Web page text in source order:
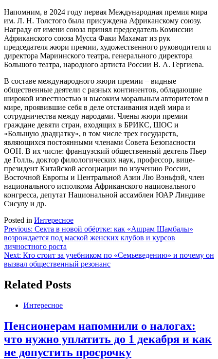
Напомним, в 2024 году первая Международная премия мира
им. Л. Н. Толстого была присуждена Африканскому союзу.
Награду от имени союза принял председатель Комиссии
Африканского союза Мусса Факи Махамат из рук
председателя жюри премии, художественного руководителя и
директора Мариинского театра, генерального директора
Большого театра, народного артиста России В. А. Гергиева.
В составе международного жюри премии – видные
общественные деятели с разных континентов, обладающие
широкой известностью и высоким моральным авторитетом в
мире, проявившие себя в деле отстаивания идей мира и
сотрудничества между народами. Члены жюри премии –
граждане девяти стран, входящих в БРИКС, ШОС и
«Большую двадцатку», в том числе трех государств,
являющихся постоянными членами Совета Безопасности
ООН. В их числе: французский общественный деятель Пьер
де Голль, доктор филологических наук, профессор, вице-
президент Китайской ассоциации по изучению России,
Восточной Европы и Центральной Азии Лю Вэньфэй, член
национального исполкома Африканского национального
конгресса, депутат Национальной ассамблеи ЮАР Линдиве
Сисулу и др.
Posted in Интересное
Навигация
по
записям
Previous: Секта в новой обёртке: как «Ашрам Шамбалы»
возрождается под маской женских клубов и курсов
личностного роста
Next: Кто стоит за учебником по «Семьеведению» и почему он
вызвал общественный резонанс
Related Posts
Интересное
Пенсионерам напомнили о налогах:
что нужно уплатить до 1 декабря и как
не допустить просрочку